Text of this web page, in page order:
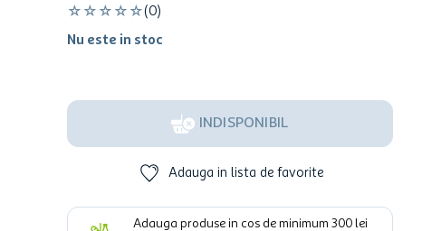
☆ ☆ ☆ ☆ ☆(0)
Nu este in stoc
INDISPONIBIL
Adauga in lista de favorite
Adauga produse in cos de minimum 300 lei